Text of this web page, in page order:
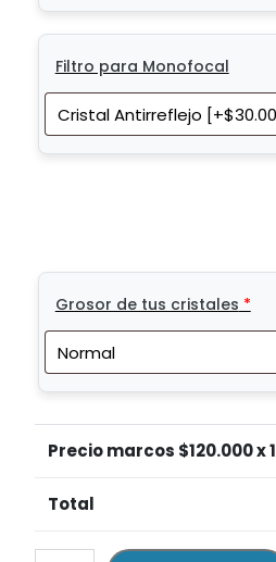
Filtro para Monofocal
Grosor de tus cristales *
Precio marcos $120.000x 1
Total